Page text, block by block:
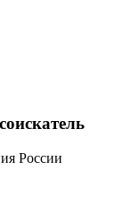
России